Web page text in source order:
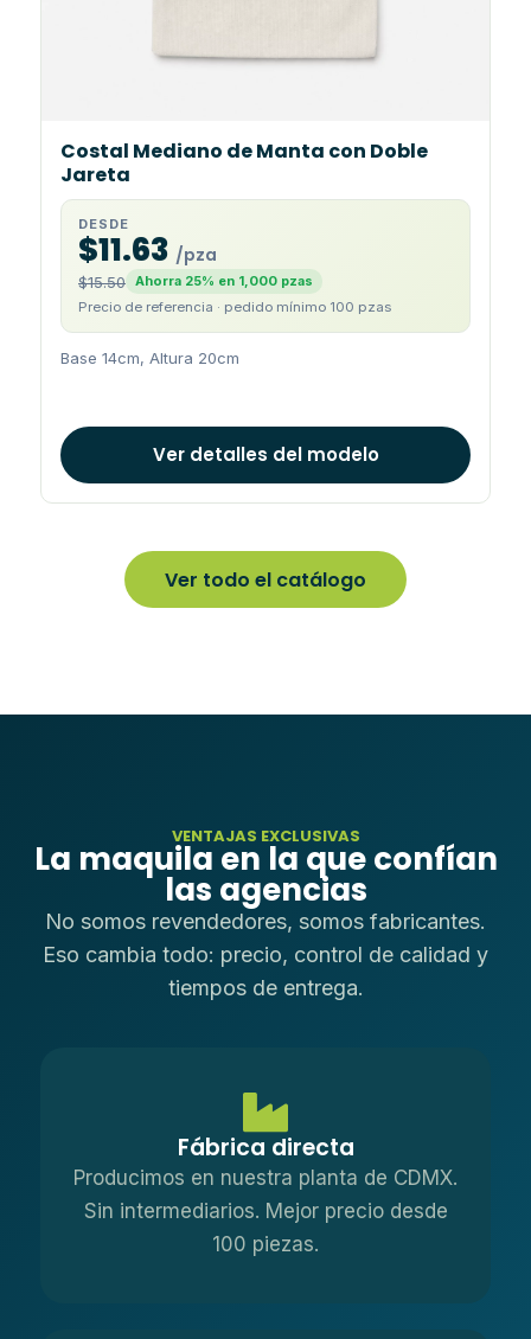
Costal Mediano de Manta con Doble
Jareta
DESDE
$11.63 /pza
$15.50 Ahorra 25% en 1,000 pzas
Precio de referencia · pedido mínimo 100 pzas
Base 14cm, Altura 20cm
Ver detalles del modelo
Ver todo el catálogo
VENTAJAS EXCLUSIVAS
La maquila en la que confían
las agencias
No somos revendedores, somos fabricantes.
Eso cambia todo: precio, control de calidad y
tiempos de entrega.
Fábrica directa
Producimos en nuestra planta de CDMX.
Sin intermediarios. Mejor precio desde
100 piezas.